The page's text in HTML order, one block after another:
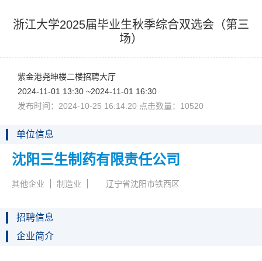
浙江大学2025届毕业生秋季综合双选会（第三
场）
紫金港尧坤楼二楼招聘大厅
2024-11-0113:30~2024-11-0116:30
发布时间：2024-10-2516:14:20点击数量：10520
单位信息
沈阳三生制药有限责任公司
其他企业 制造业 辽宁省沈阳市铁西区
招聘信息
企业简介